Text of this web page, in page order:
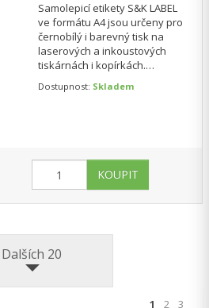
Samolepicí etikety S&K LABEL
ve formátu A4 jsou určeny pro
černobílý i barevný tisk na
laserových a inkoustových
tiskárnách i kopírkách.
mm nabízí…
Dostupnost: Skladem
Dalších 20
1 2 3